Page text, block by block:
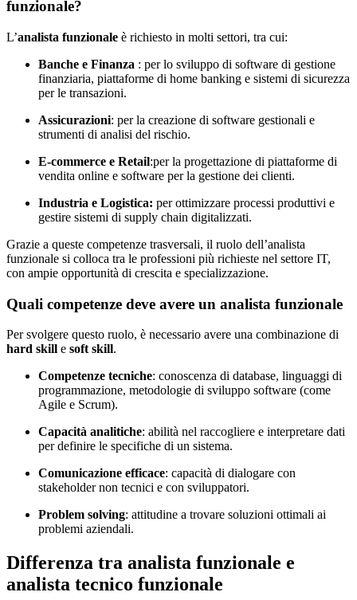
funzionale?
L’analista funzionale è richiesto in molti settori, tra cui:
Banche e Finanza : per lo sviluppo di software di gestione
finanziaria, piattaforme di home banking e sistemi di sicurezza
per le transazioni.
Assicurazioni: per la creazione di software gestionali e
strumenti di analisi del rischio.
E-commerce e Retail:per la progettazione di piattaforme di
vendita online e software per la gestione dei clienti.
Industria e Logistica: per ottimizzare processi produttivi e
gestire sistemi di supply chain digitalizzati.
Grazie a queste competenze trasversali, il ruolo dell’analista
funzionale si colloca tra le professioni più richieste nel settore IT,
con ampie opportunità di crescita e specializzazione.
Quali competenze deve avere un analista funzionale
Per svolgere questo ruolo, è necessario avere una combinazione di
hard skill e soft skill.
Competenze tecniche: conoscenza di database, linguaggi di
programmazione, metodologie di sviluppo software (come
Agile e Scrum).
Capacità analitiche: abilità nel raccogliere e interpretare dati
per definire le specifiche di un sistema.
Comunicazione efficace: capacità di dialogare con
stakeholder non tecnici e con sviluppatori.
Problem solving: attitudine a trovare soluzioni ottimali ai
problemi aziendali.
Differenza tra analista funzionale e
analista tecnico funzionale